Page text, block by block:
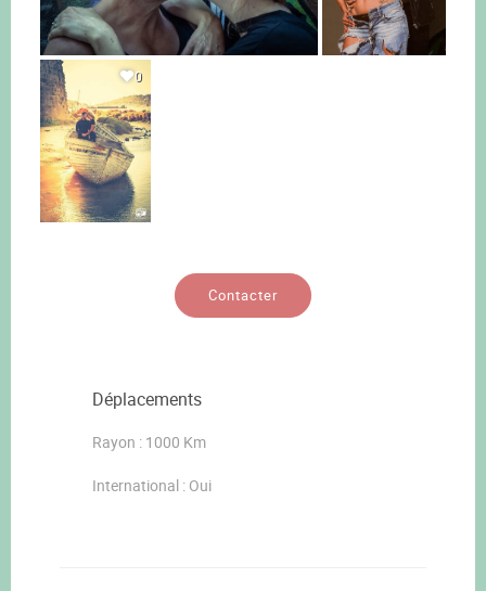
0
Contacter
Déplacements
Rayon : 1000 Km
International : Oui